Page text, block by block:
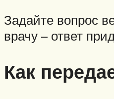
Задайте вопрос
врачу – ответ
Как